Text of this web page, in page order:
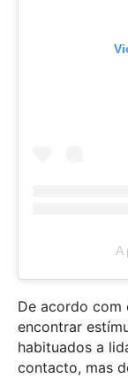
A
De acordo com
encontrar
habituados a
contacto, mas